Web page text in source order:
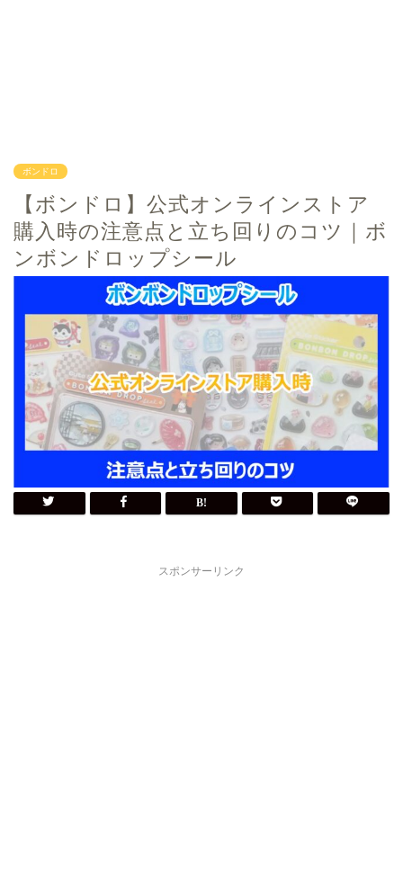
ボンドロ
【ボンドロ】公式オンラインストア
購入時の注意点と立ち回りのコツ｜ボ
ンボンドロップシール
スポンサーリンク